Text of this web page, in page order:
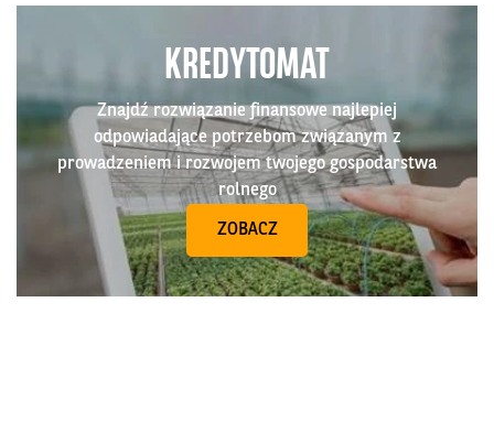
KREDYTOMAT
Znajdź rozwiązanie finansowe najlepiej
odpowiadające potrzebom związanym z
prowadzeniem i rozwojem twojego gospodarstwa
rolnego
ZOBACZ